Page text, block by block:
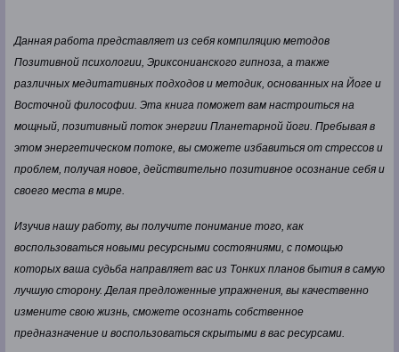
Данная работа представляет из себя компиляцию методов
Позитивной психологии, Эриксонианского гипноза, а также
различных медитативных подходов и методик, основанных на Йоге и
Восточной философии. Эта книга поможет вам настроиться на
мощный, позитивный поток энергии Планетарной йоги. Пребывая в
этом энергетическом потоке, вы сможете избавиться от стрессов и
проблем, получая новое, действительно позитивное осознание себя и
своего места в мире.
Изучив нашу работу, вы получите понимание того, как
воспользоваться новыми ресурсными состояниями, с помощью
которых ваша судьба направляет вас из Тонких планов бытия в самую
лучшую сторону. Делая предложенные упражнения, вы качественно
измените свою жизнь, сможете осознать собственное
предназначение и воспользоваться скрытыми в вас ресурсами.